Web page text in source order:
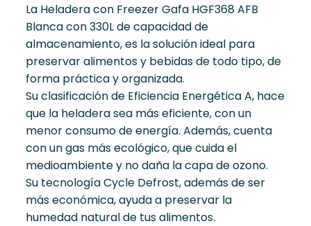
La Heladera con Freezer Gafa HGF368 AFB
Blanca con 330L de capacidad de
almacenamiento, es la solución ideal para
preservar alimentos y bebidas de todo tipo, de
forma práctica y organizada.
Su clasificación de Eficiencia Energética A, hace
que la heladera sea más eficiente, con un
menor consumo de energía. Además, cuenta
con un gas más ecológico, que cuida el
medioambiente y no daña la capa de ozono.
Su tecnología Cycle Defrost, además de ser
más económica, ayuda a preservar la
humedad natural de tus alimentos.